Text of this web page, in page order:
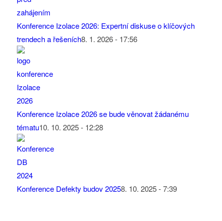
Konference Izolace 2026: Expertní diskuse o klíčových
trendech a řešeních8. 1. 2026 - 17:56
Konference Izolace 2026 se bude věnovat žádanému
tématu10. 10. 2025 - 12:28
Konference Defekty budov 20258. 10. 2025 - 7:39